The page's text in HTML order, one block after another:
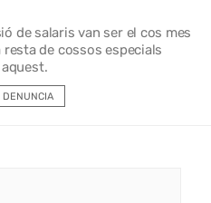
de salaris van ser el cos mes
de cossos especials
DENUNCIA